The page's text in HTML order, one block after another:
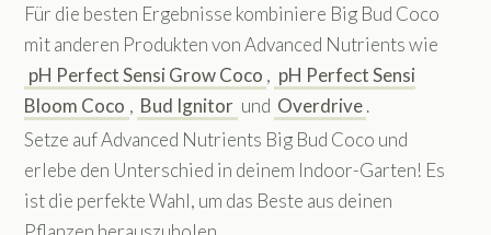
Für die besten Ergebnisse kombiniere Big Bud Coco
mit anderen Produkten von Advanced Nutrients wie
pH Perfect Sensi Grow Coco , pH Perfect Sensi
Bloom Coco , Bud Ignitor und Overdrive.
Setze auf Advanced Nutrients Big Bud Coco und
erlebe den Unterschied in deinem Indoor-Garten! Es
ist die perfekte Wahl, um das Beste aus deinen